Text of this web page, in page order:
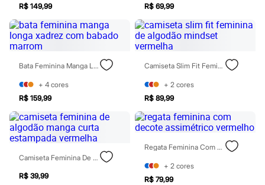
Minecraft
Naruto
Patrulha Canina
Sonic
Stitch
Beleza
Kits
Perfumes árabes
Novidades
Cabelos
Condicionador
Escovas e Pentes
Finalizadores
Shampoo
Tratamento
Hidratante
R$ 149,99 R$ 69,99
Bata Feminina Manga Longa Xadrez Com Babado Marrom
+ 4 cores
R$ 159,99
Camiseta Slim Fit Feminina De Algodão Mindset Vermelha
+ 2 cores
R$ 89,99
Camiseta Feminina De Algodão Manga Curta Estampada Vermelha
R$ 39,99
Regata Feminina Com Decote Assimétrico Vermelho
+ 2 cores
R$ 79,99